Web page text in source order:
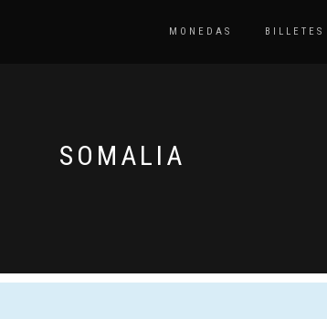
MONEDAS BILLETES
SOMALIA